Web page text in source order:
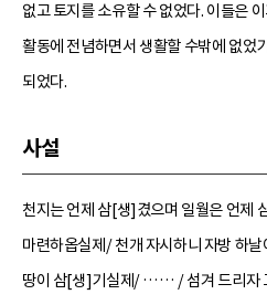
없고 토지를 소유할 수 없었다. 이들은
활동에 전념하면서 생활할 수밖에 없었
되었다.
사설
천지는 언제 삼[생]겼으며 일월은 언제
마련하옵실제/ 천개 자시하니 자방 하
땅이 삼[생]기실제/ …… / 섬겨 드리자